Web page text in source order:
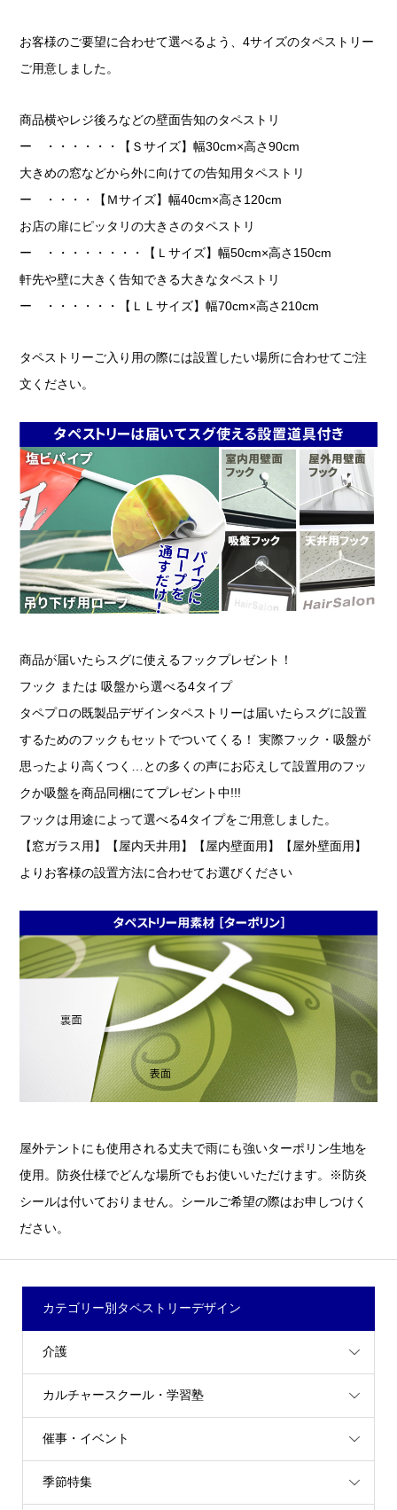
お客様のご要望に合わせて選べるよう、4サイズのタペストリー
ご用意しました。
商品横やレジ後ろなどの壁面告知のタペストリ
ー ・・・・・・【Ｓサイズ】幅30cm×高さ90cm
大きめの窓などから外に向けての告知用タペストリ
ー ・・・・【Ｍサイズ】幅40cm×高さ120cm
お店の扉にピッタリの大きさのタペストリ
ー ・・・・・・・・【Ｌサイズ】幅50cm×高さ150cm
軒先や壁に大きく告知できる大きなタペストリ
ー ・・・・・・【ＬＬサイズ】幅70cm×高さ210cm
タペストリーご入り用の際には設置したい場所に合わせてご注
文ください。
商品が届いたらスグに使えるフックプレゼント！
フック または 吸盤から選べる4タイプ
タペプロの既製品デザインタペストリーは届いたらスグに設置
するためのフックもセットでついてくる！ 実際フック・吸盤が
思ったより高くつく…との多くの声にお応えして設置用のフッ
クか吸盤を商品同梱にてプレゼント中!!!
フックは用途によって選べる4タイプをご用意しました。
【窓ガラス用】【屋内天井用】【屋内壁面用】【屋外壁面用】
よりお客様の設置方法に合わせてお選びください
屋外テントにも使用される丈夫で雨にも強いターポリン生地を
使用。防炎仕様でどんな場所でもお使いいただけます。※防炎
シールは付いておりません。シールご希望の際はお申しつけく
ださい。
カテゴリー別タペストリーデザイン
介護
カルチャースクール・学習塾
催事・イベント
季節特集